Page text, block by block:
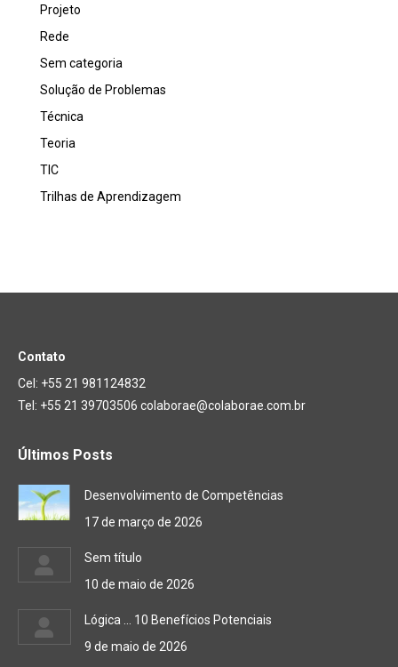
Projeto
Rede
Sem categoria
Solução de Problemas
Técnica
Teoria
TIC
Trilhas de Aprendizagem
Contato
Cel: +55 21 981124832
Tel: +55 21 39703506 colaborae@colaborae.com.br
Últimos Posts
Desenvolvimento de Competências
17 de março de 2026
Sem título
10 de maio de 2026
Lógica … 10 Benefícios Potenciais
9 de maio de 2026